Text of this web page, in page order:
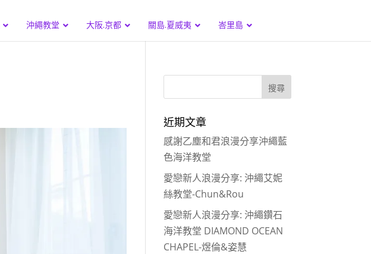
沖繩教堂 大阪.京都 關島.夏威夷 峇里島
近期文章
感謝乙塵和君浪漫分享沖繩藍
色海洋教堂
愛戀新人浪漫分享: 沖繩艾妮
絲教堂-Chun&Rou
愛戀新人浪漫分享: 沖繩鑽石
海洋教堂 DIAMOND OCEAN
CHAPEL-煜倫&姿慧